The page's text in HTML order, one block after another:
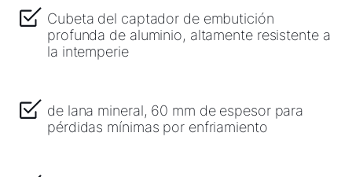
Cubeta del captador de embutición
profunda de aluminio, altamente resistente a
la intemperie
de lana mineral, 60 mm de espesor para
pérdidas mínimas por enfriamiento
Ferramentas
Ligações importantes
Downloads